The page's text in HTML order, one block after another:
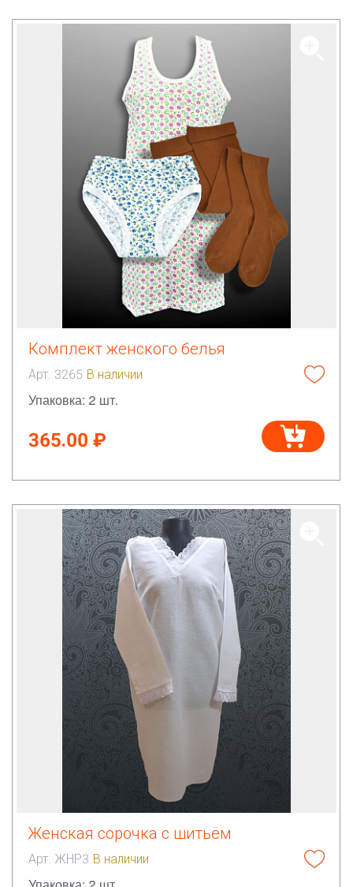
Комплект женского белья
Арт. 3265 В наличии
Упаковка: 2 шт.
365.00 ₽
Женская сорочка с шитьём
Арт. ЖНР3 В наличии